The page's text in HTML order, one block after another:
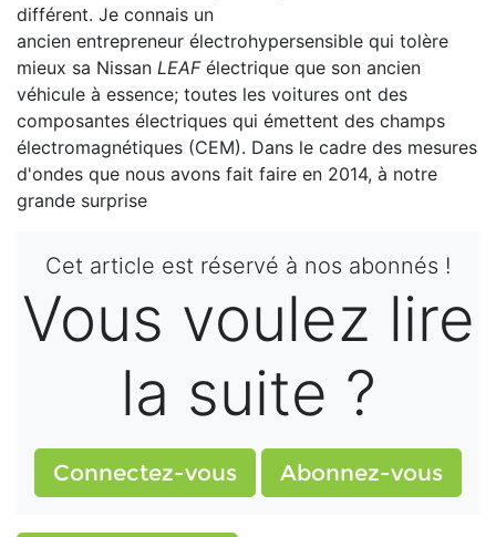
différent. Je connais un
ancien entrepreneur électrohypersensible qui tolère
mieux sa Nissan LEAFélectrique que son ancien
véhicule à essence; toutes les voitures ont des
composantes électriques qui émettent des champs
électromagnétiques (CEM). Dans le cadre des mesures
d'ondes que nous avons fait faire en 2014, à notre
grande surprise
Cet article est réservé à nos abonnés !
Vous voulez lire
la suite ?
Connectez-vous Abonnez-vous